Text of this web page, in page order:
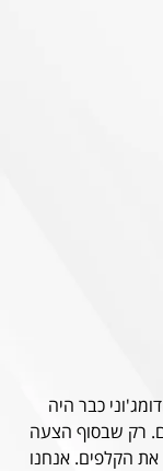
כבר היה
רק שבסוף הצעה
את הקלפים. אנחנו